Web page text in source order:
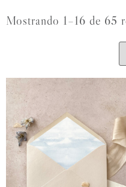
Mostrando 1–16 de 65